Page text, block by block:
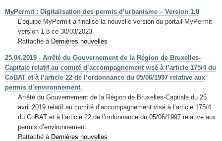
MyPermit : Digitalisation des permis d’urbanisme – Version 1.8
L’équipe MyPermit a finalisé la nouvelle version du portail MyPermit
version 1.8 ce 30/03/2023.
Rattaché à Dernières nouvelles
25.04.2019 - Arrêté du Gouvernement de la Région de Bruxelles-
Capitale relatif au comité d’accompagnement visé à l’article 175/4 du
CoBAT et à l’article 22 de l’ordonnance du 05/06/1997 relative aux
permis d’environnement.
Arrêté du Gouvernement de la Région de Bruxelles-Capitale du 25
avril 2019 relatif au comité d’accompagnement visé à l’article 175/4
du CoBAT et à l’article 22 de l’ordonnance du 05/06/1997 relative aux
permis d’environnement.
Rattaché à Dernières nouvelles